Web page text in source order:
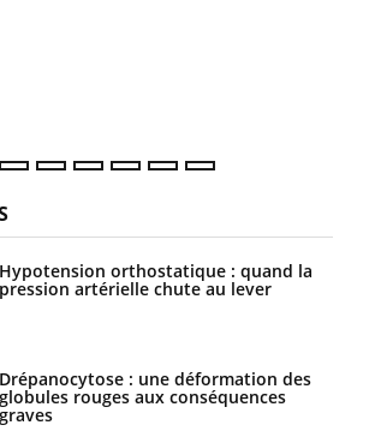
Hypotension orthostatique : quand la
pression artérielle chute au lever
Drépanocytose : une déformation des
globules rouges aux conséquences
graves